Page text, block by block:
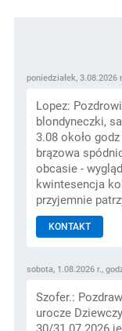
poniedziałek, 3.08.2026
Lopez:
blondyneczki,
3.08 około
brązowa
obcasie -
kwintesencja
przyjemnie
KONTAKT
sobota, 1.08.2026 r.,
Szofer.:
urocze